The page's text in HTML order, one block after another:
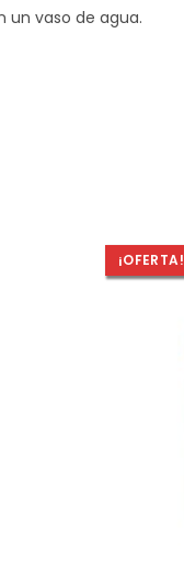
un vaso de agua.
¡OFERTA!